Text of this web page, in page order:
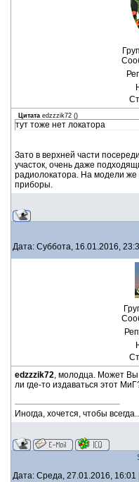
Цитата edzzzik72 ()
тут тоже нет локатора
Зато в верхней части
участок, очень даже
радиолокатора. На модели же
приборы.
Дата: Суббота, 16.01.2016,
edzzzik72, молодца. Может Вы
ли где-то издаваться этот
Иногда, хочется, чтобы
Дата: Среда, 27.01.2016,